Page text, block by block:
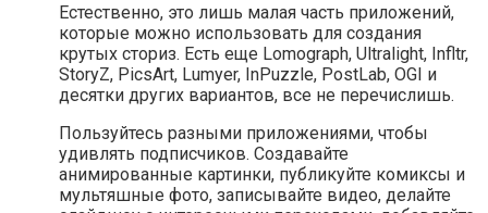
Естественно, это лишь малая часть приложений,
которые можно использовать для создания
крутых сториз. Есть еще Lomograph, Ultralight, Infltr,
StoryZ, PicsArt, Lumyer, InPuzzle, PostLab, OGI и
десятки других вариантов, все не перечислишь.
Пользуйтесь разными приложениями, чтобы
удивлять подписчиков. Создавайте
анимированные картинки, публикуйте комиксы и
мультяшные фото, записывайте видео, делайте